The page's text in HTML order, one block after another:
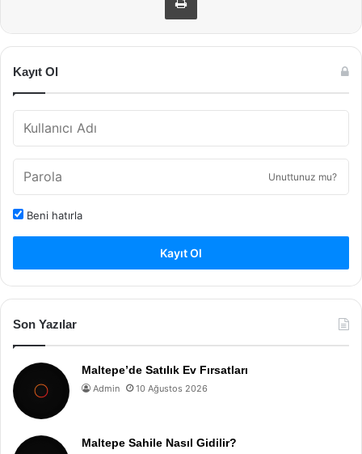
Kayıt Ol
Unuttunuz mu?
Beni hatırla
Kayıt Ol
Son Yazılar
Maltepe’de Satılık Ev Fırsatları
Admin 10 Ağustos 2026
Maltepe Sahile Nasıl Gidilir?